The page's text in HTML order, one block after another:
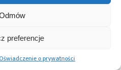
preferencje
o prywatności
rynku
firmy
Korea Południowa
stworzy
największy na
świecie hub